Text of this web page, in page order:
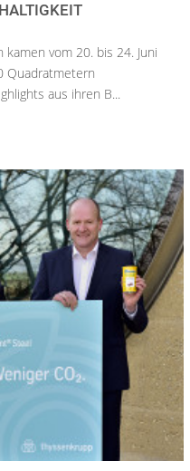
vom 20. bis 24. Juni
Quadratmetern
aus ihren B...